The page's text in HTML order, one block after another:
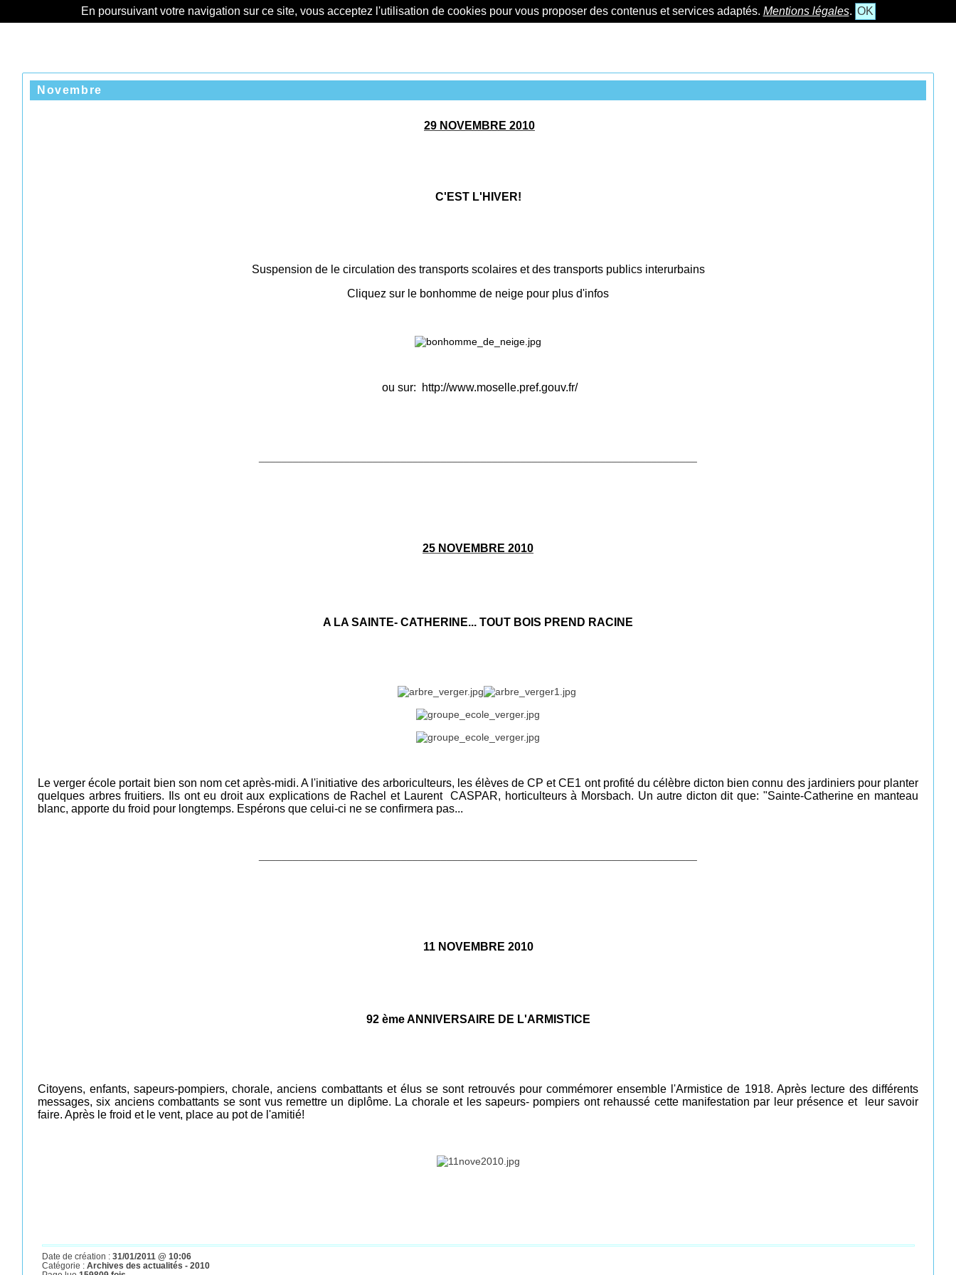
En poursuivant votre navigation sur ce site, vous acceptez l'utilisation de cookies pour vous proposer des contenus et services adaptés. Mentions légales. OK
Novembre
29 NOVEMBRE 2010
C'EST L'HIVER!
Suspension de le circulation des transports scolaires et des transports publics interurbains
Cliquez sur le bonhomme de neige pour plus d'infos
ou sur: http://www.moselle.pref.gouv.fr/
25 NOVEMBRE 2010
A LA SAINTE- CATHERINE... TOUT BOIS PREND RACINE
Le verger école portait bien son nom cet après-midi. A l'initiative des arboriculteurs, les élèves de CP et CE1 ont profité du célèbre dicton bien connu des jardiniers pour planter
quelques arbres fruitiers. Ils ont eu droit aux explications de Rachel et Laurent CASPAR, horticulteurs à Morsbach. Un autre dicton dit que: "Sainte-Catherine en manteau
blanc, apporte du froid pour longtemps. Espérons que celui-ci ne se confirmera pas...
11 NOVEMBRE 2010
92 ème ANNIVERSAIRE DE L'ARMISTICE
Citoyens, enfants, sapeurs-pompiers, chorale, anciens combattants et élus se sont retrouvés pour commémorer ensemble l'Armistice de 1918. Après lecture des différents
messages, six anciens combattants se sont vus remettre un diplôme. La chorale et les sapeurs- pompiers ont rehaussé cette manifestation par leur présence et leur savoir
faire. Après le froid et le vent, place au pot de l'amitié!
Date de création : 31/01/2011 @ 10:06
Catégorie : Archives des actualités - 2010